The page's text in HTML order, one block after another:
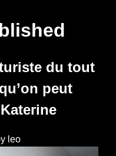
du tout
peut
leo